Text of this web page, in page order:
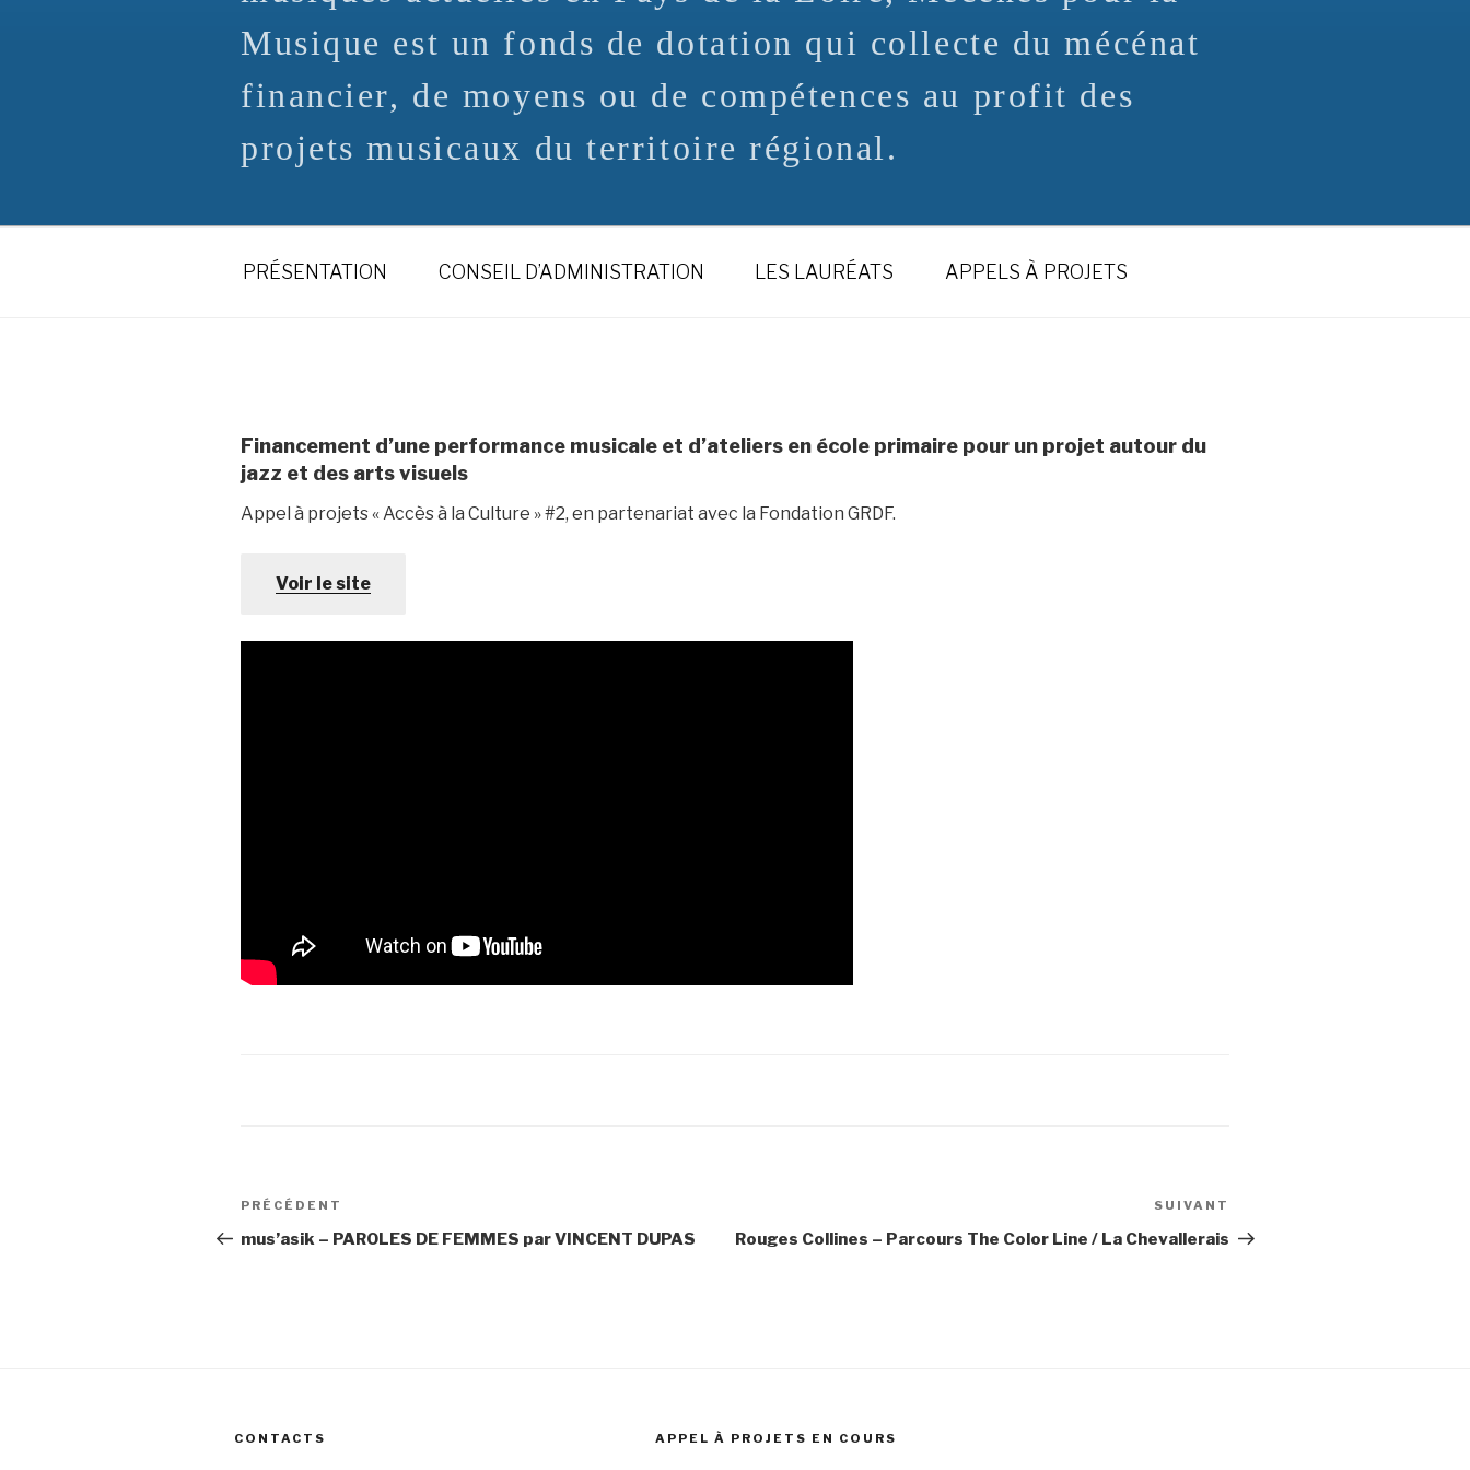
Musique est un fonds de dotation qui collecte du mécénat
financier, de moyens ou de compétences au profit des
projets musicaux du territoire régional.
PRÉSENTATION CONSEIL D’ADMINISTRATION LES LAURÉATS APPELS À PROJETS
Financement d’une performance musicale et d’ateliers en école primaire pour un projet autour du
jazz et des arts visuels
Appel à projets « Accès à la Culture » #2, en partenariat avec la Fondation GRDF.
Voir le site
Navigation
de
Article
précédent
PRÉCÉDENT
mus’asik – PAROLES DE FEMMES par VINCENT DUPAS
suivant
SUIVANT
Rouges Collines – Parcours The Color Line / La Chevallerais
CONTACTS APPEL À PROJETS EN COURS